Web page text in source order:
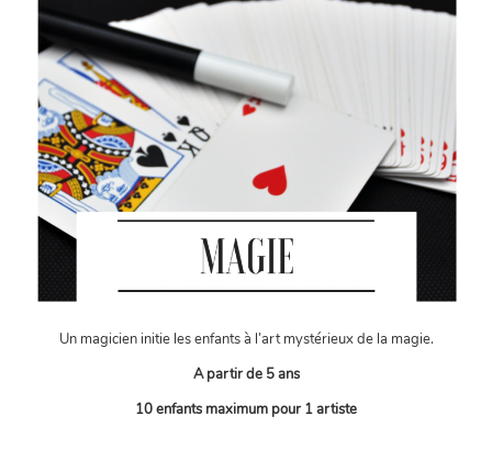
Un magicien initie les enfants à l’art mystérieux de la magie.
A partir de 5 ans
10 enfants maximum pour 1 artiste